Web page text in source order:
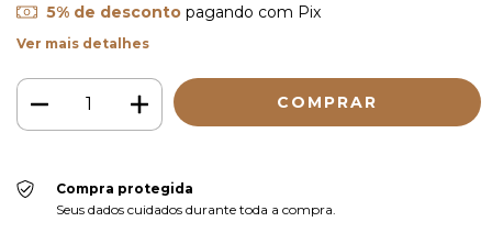
5% de descontopagando com Pix
Ver mais detalhes
Compra protegida
Seus dados cuidados durante toda a compra.